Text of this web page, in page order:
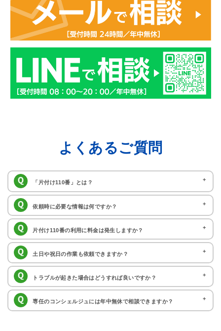
よくあるご質問
「片付け110番」とは？
片付け110番では、日々の暮らしの中で発生するお悩みやお困りごとを
解決するサービスを提供しております。圧倒的なデータ量と独自アルゴリズムに
よって、ご相談内容に応じた最適な加盟店を選び出し、無料でご紹介いたしま
す。
依頼時に必要な情報は何ですか？
ご対応を希望のご住所、電話番号、お名前、お困りごとの詳細（例：不
用品回収の場合 処分品の内訳や量など）を分かる範囲でお知らせください。 お
困りごとの内容やご要望に応じて、最適な専門業者をお探しいたします。ご依頼
受付後はは作業担当者と直接やりとりを頂く流れとなります。
片付け110番の利用に料金は発生しますか？
いいえ。片付け110番の加盟店紹介サービスは無料でご利用頂けます。
お困りごとに関するご相談やお見積もり、ご依頼に至るまで費用を頂いておりま
せんのでお気軽にお問い合わせください。
土日や祝日の作業も依頼できますか？
土日や祝日に作業対応可能な提携業者をお調べいたします。受付は24時
間365日承っておりますので、いつでもお気軽にご相談くださいませ。
トラブルが起きた場合はどうすれば良いですか？
片付け110番では、万が一にも作業中に壁や床、家財等を傷つけてしま
専任のコンシェルジュには年中無休で相談できますか？